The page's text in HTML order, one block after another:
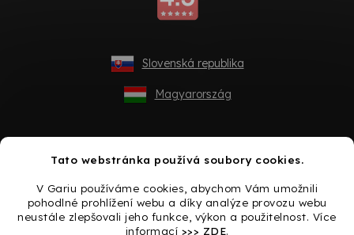
Tato webstránka používá soubory cookies.
V Gariu používáme cookies, abychom Vám umožnili
pohodlné prohlížení webu a díky analýze provozu webu
neustále zlepšovali jeho funkce, výkon a použitelnost. Více
informací >>> ZDE.
Slovenská republika
Magyarország